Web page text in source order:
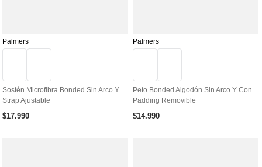
Palmers
Sostén Microfibra Bonded Sin Arco Y
Strap Ajustable
$17.990
Palmers
Peto Bonded Algodón Sin Arco Y Con
Padding Removible
$14.990